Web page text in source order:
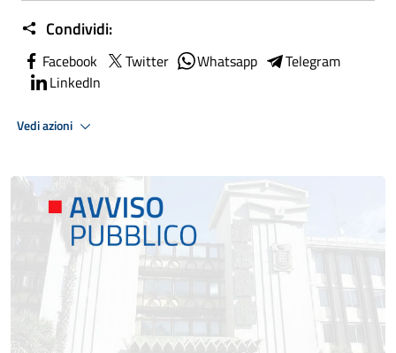
Condividi:
Facebook Twitter Whatsapp
Telegram
LinkedIn
Vedi azioni